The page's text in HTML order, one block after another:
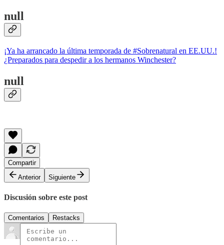
null
¡Ya ha arrancado la última temporada de #Sobrenatural en EE.UU.!
¿Preparados para despedir a los hermanos Winchester?
null
Compartir
Anterior
Siguiente
Discusión sobre este post
Comentarios Restacks